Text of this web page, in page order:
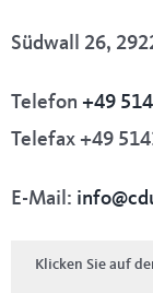
Südwall 26,
Telefon +49
Telefax +49
E-Mail:
Klicken Sie auf